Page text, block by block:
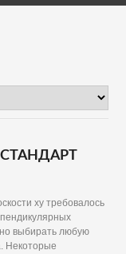
ху требовалось
выбирать любую
Некоторые